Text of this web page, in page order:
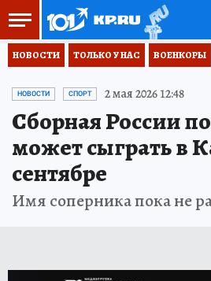
НОВОСТИ ТОЛЬКО У НАС ВОЕНКОРЫ
НОВОСТИ СПОРТ 2 мая 2026 12:48
Сборная России
может сыграть в
сентябре
Имя соперника пока не